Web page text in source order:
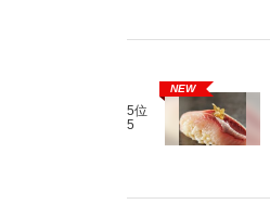
5位
5
NEW